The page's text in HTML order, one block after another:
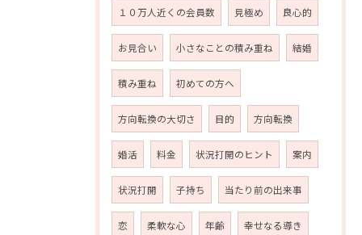
１０万人近くの会員数 見極め 良心的
お見合い 小さなことの積み重ね 結婚
積み重ね 初めての方へ
方向転換の大切さ 目的 方向転換
婚活 料金 状況打開のヒント 案内
状況打開 子持ち 当たり前の出来事
恋 柔軟な心 年齢 幸せなる導き